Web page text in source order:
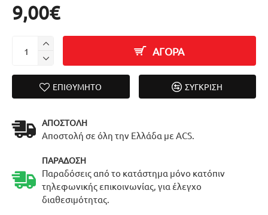
9,00€
ΑΓΟΡΑ
ΕΠΙΘΥΜΗΤΌ ΣΎΓΚΡΙΣΗ
ΑΠΟΣΤΟΛΉ
Αποστολή σε όλη την Ελλάδα με ACS.
ΠΑΡΆΔΟΣΗ
Παραδόσεις από το κατάστημα μόνο κατόπιν
τηλεφωνικής επικοινωνίας, για έλεγχο
διαθεσιμότητας.